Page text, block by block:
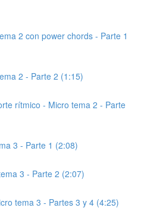
2 con power chords - Parte 1
2 - Parte 2 (1:15)
rítmico - Micro tema 2 - Parte
3 - Parte 1 (2:08)
3 - Parte 2 (2:07)
tema 3 - Partes 3 y 4 (4:25)